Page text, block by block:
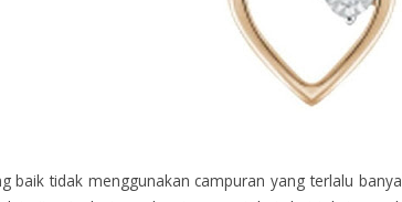
baik tidak menggunakan campuran yang terlalu